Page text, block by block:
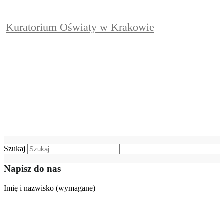
Kuratorium Oświaty w Krakowie
Szukaj
Napisz do nas
Imię i nazwisko (wymagane)